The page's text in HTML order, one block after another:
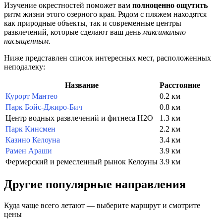
Изучение окрестностей поможет вам полноценно ощутить
ритм жизни этого озерного края. Рядом с пляжем находятся
как природные объекты, так и современные центры
развлечений, которые сделают ваш день максимально
насыщенным.
Ниже представлен список интересных мест, расположенных
неподалеку:
Название
Расстояние
Курорт Мантео
0.2 км
Парк Бойс-Джиро-Бич
0.8 км
Центр водных развлечений и фитнеса H2O
1.3 км
Парк Кинсмен
2.2 км
Казино Келоуна
3.4 км
Рамен Араши
3.9 км
Фермерский и ремесленный рынок Келоуны 3.9 км
Другие популярные направления
Куда чаще всего летают — выберите маршрут и смотрите
цены